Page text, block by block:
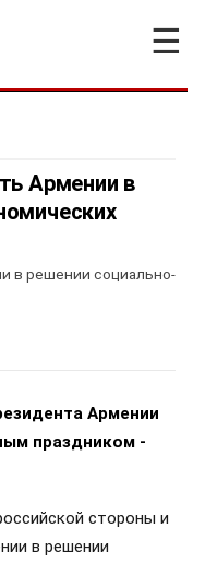
☰
Армении в
в решении социально-
Армении
праздником -
стороны и
в решении